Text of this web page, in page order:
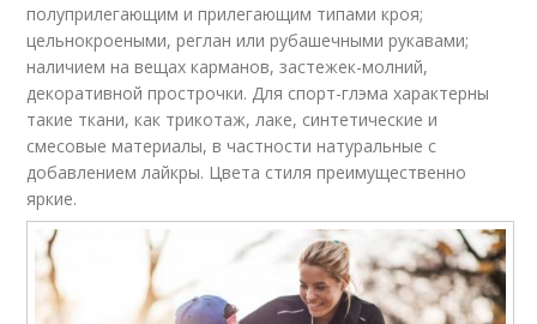
полуприлегающим и прилегающим типами кроя;
цельнокроеными, реглан или рубашечными рукавами;
наличием на вещах карманов, застежек-молний,
декоративной прострочки. Для спорт-глэма характерны
такие ткани, как трикотаж, лаке, синтетические и
смесовые материалы, в частности натуральные с
добавлением лайкры. Цвета стиля преимущественно
яркие.